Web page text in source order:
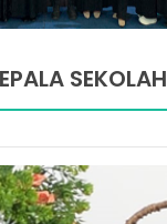
SEKOLAH